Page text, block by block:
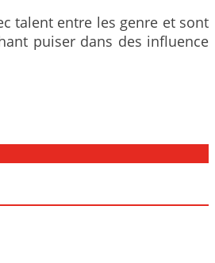
talent entre les genre et sont
puiser dans des influence